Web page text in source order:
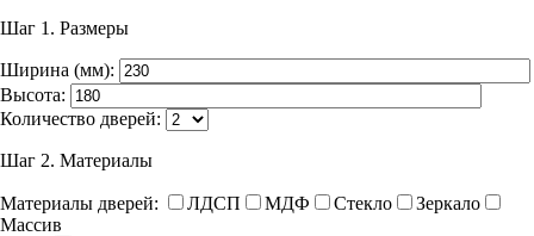
Шаг 1. Размеры
Ширина (мм):
Высота:
Количество дверей:
Шаг 2. Материалы
Материалы дверей: ЛДСП МДФ Стекло
Зеркало
Массив